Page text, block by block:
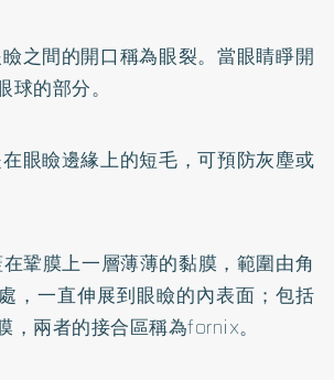
之間的開口稱為眼裂。當眼睛睜開
球的部分。
眼瞼邊緣上的短毛，可預防灰塵或
鞏膜上一層薄薄的黏膜，範圍由角
，一直伸展到眼瞼的內表面；包括
，兩者的接合區稱為fornix。